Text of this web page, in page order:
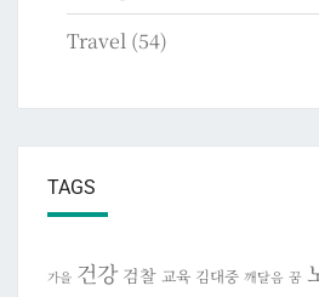
Travel (54)
TAGS
가을 건강 검찰 교육 김대중 깨달음 꿈